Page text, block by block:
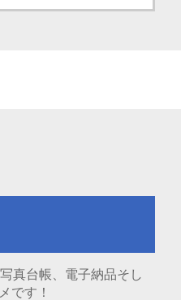
真台帳、電子納品そし
です！